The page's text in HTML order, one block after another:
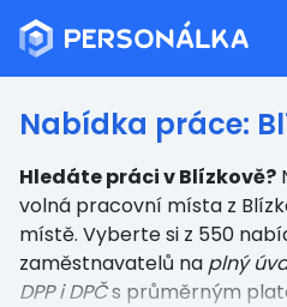
Nabídka práce:
Hledáte práci v Blízkově?
volná pracovní místa z
místě. Vyberte si z 550
zaměstnavatelů na plný
DPP i DPČs průměrným